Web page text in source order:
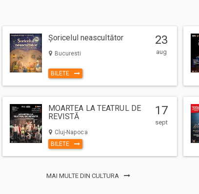
Șoricelul neascultător
Bucuresti
BILETE
23
aug
MOARTEA LA TEATRUL DE
REVISTĂ
Cluj-Napoca
BILETE
17
sept
MAI MULTE DIN CULTURA